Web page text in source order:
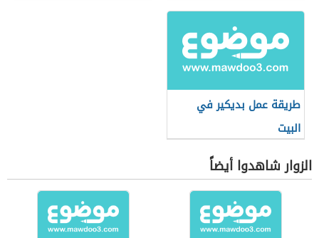
طريقة عمل بديكير في
البيت
الزوار شاهدوا أيضاً